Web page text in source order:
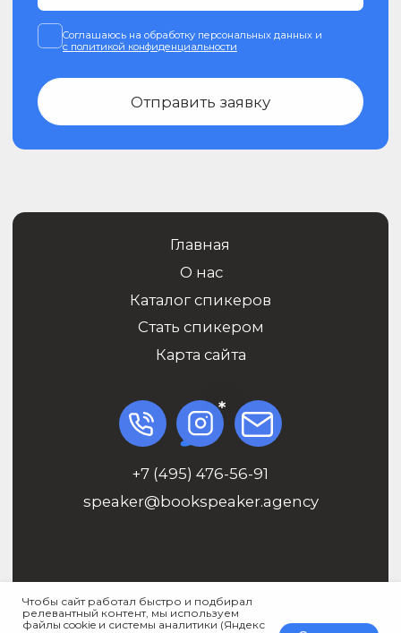
Чтобы сайт работал быстро и подбирал
релевантный контент, мы используем
файлы cookie и системы аналитики (Яндекс